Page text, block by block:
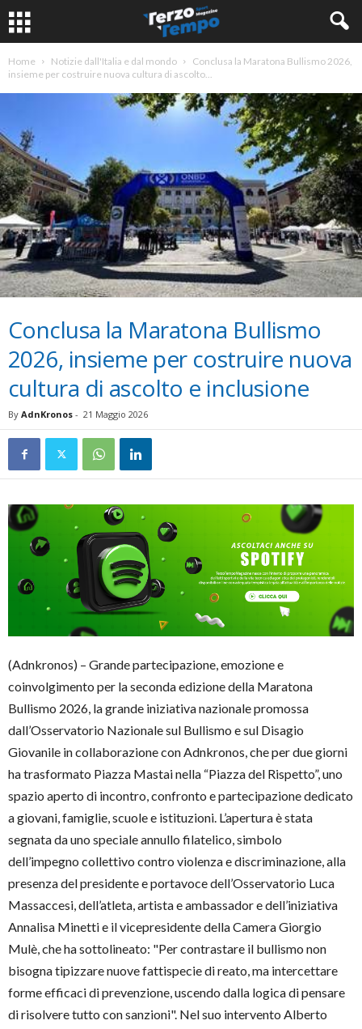
Home Notizie dall'Italia e dal mondo
Conclusa la Maratona Bullismo 2026,
insieme per costruire nuova cultura di ascolto...
Conclusa la Maratona Bullismo
2026, insieme per costruire nuova
cultura di ascolto e inclusione
By AdnKronos - 21 Maggio 2026
(Adnkronos) – Grande partecipazione, emozione e
coinvolgimento per la seconda edizione della Maratona
Bullismo 2026, la grande iniziativa nazionale promossa
dall’Osservatorio Nazionale sul Bullismo e sul Disagio
Giovanile in collaborazione con Adnkronos, che per due giorni
ha trasformato Piazza Mastai nella “Piazza del Rispetto”, uno
spazio aperto di incontro, confronto e partecipazione dedicato
a giovani, famiglie, scuole e istituzioni. L’apertura è stata
segnata da uno speciale annullo filatelico, simbolo
dell’impegno collettivo contro violenza e discriminazione, alla
presenza del presidente e portavoce dell’Osservatorio Luca
Massaccesi, dell’atleta, artista e ambassador e dell’iniziativa
Annalisa Minetti e il vicepresidente della Camera Giorgio
Mulè, che ha sottolineato: "Per contrastare il bullismo non
bisogna tipizzare nuove fattispecie di reato, ma intercettare
forme efficaci di prevenzione, uscendo dalla logica di pensare
di risolvere tutto con sanzioni". Nel suo intervento Alberto